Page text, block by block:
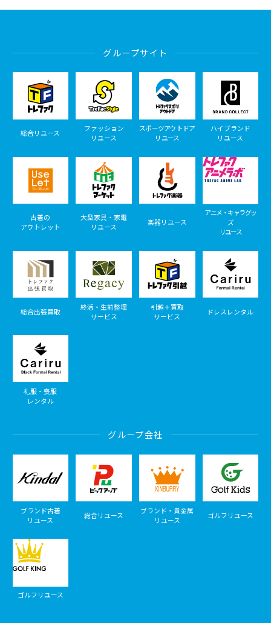
グループサイト
総合リユース
ファッション
リユース
スポーツアウトドア
リユース
ハイブランド
リユース
古着の
アウトレット
大型家具・家電
リユース
楽器リユース
アニメ・キャラグッ
ズ
リユース
総合出張買取
終活・生前整理
サービス
引越＋買取
サービス
ドレスレンタル
礼服・喪服
レンタル
グループ会社
ブランド古着
リユース
総合リユース
ブランド・貴金属
リユース
ゴルフリユース
ゴルフリユース